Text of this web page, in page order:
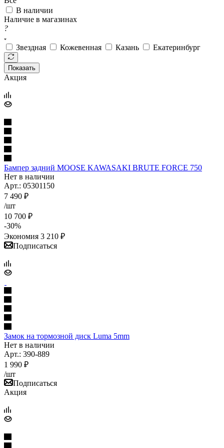
В наличии
Наличие в магазинах
?
Звездная Кожевенная Казань Екатеринбург
Показать
Акция
Бампер задний MOOSE KAWASAKI BRUTE FORCE 750
Нет в наличии
Арт.: 05301150
7 490 ₽
/шт
10 700 ₽
-30%
Экономия 3 210 ₽
Подписаться
Замок на тормозной диск Luma 5mm
Нет в наличии
Арт.: 390-889
1 990 ₽
/шт
Подписаться
Акция